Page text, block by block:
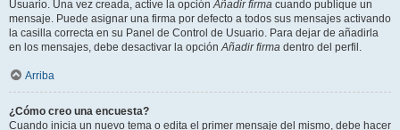
Usuario. Una vez creada, active la opciónAñadir firma cuando publique un
mensaje. Puede asignar una firma por defecto a todos sus mensajes activando
la casilla correcta en su Panel de Control de Usuario. Para dejar de añadirla
en los mensajes, debe desactivar la opciónAñadir firma dentro del perfil.
Arriba
¿Cómo creo una encuesta?
Cuando inicia un nuevo tema o edita el primer mensaje del mismo, debe hacer